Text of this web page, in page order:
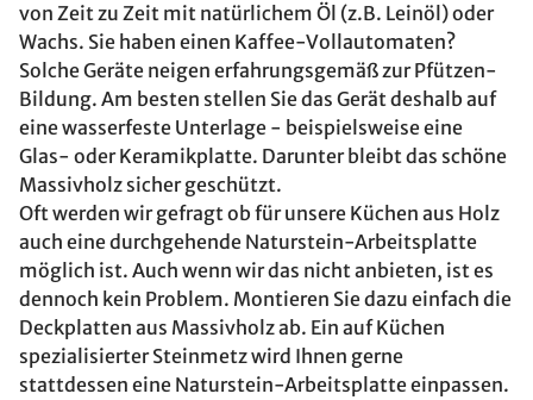
von Zeit zu Zeit mit natürlichem Öl (z.B. Leinöl) oder
Wachs. Sie haben einen Kaffee-Vollautomaten?
Solche Geräte neigen erfahrungsgemäß zur Pfützen-
Bildung. Am besten stellen Sie das Gerät deshalb auf
eine wasserfeste Unterlage - beispielsweise eine
Glas- oder Keramikplatte. Darunter bleibt das schöne
Massivholz sicher geschützt.
Oft werden wir gefragt ob für unsere Küchen aus Holz
auch eine durchgehende Naturstein-Arbeitsplatte
möglich ist. Auch wenn wir das nicht anbieten, ist es
dennoch kein Problem. Montieren Sie dazu einfach die
Deckplatten aus Massivholz ab. Ein auf Küchen
spezialisierter Steinmetz wird Ihnen gerne
stattdessen eine Naturstein-Arbeitsplatte einpassen.